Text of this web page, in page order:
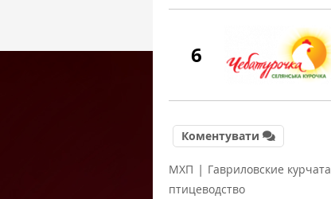
6
Коментувати
МХП | Гавриловские курчата
птицеводство